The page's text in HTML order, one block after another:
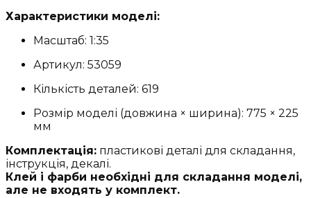
Характеристики моделі:
Масштаб: 1:35
Артикул: 53059
Кількість деталей: 619
Розмір моделі (довжина × ширина): 775 × 225
мм
Комплектація: пластикові деталі для складання,
інструкція, декалі.
Клей і фарби необхідні для складання моделі,
але не входять у комплект.